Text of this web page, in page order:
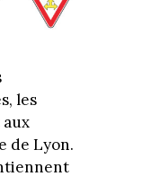
les
de Lyon.